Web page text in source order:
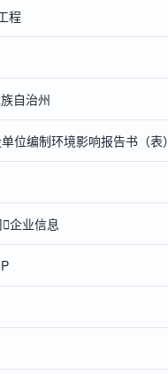
程
自治州
位编制环境影响报告书（表）
企业信息